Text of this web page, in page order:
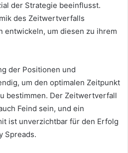
der Strategie beeinflusst.
des Zeitwertverfalls
entwickeln, um diesen zu ihrem
der Positionen und
um den optimalen Zeitpunkt
bestimmen. Der Zeitwertverfall
Feind sein, und ein
ist unverzichtbar für den Erfolg
Spreads.